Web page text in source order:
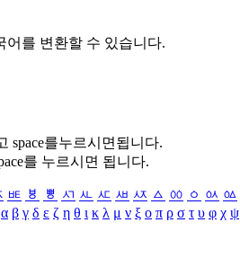
어를 변환할 수 있습니다.
space를누르시면됩니다.
를 누르시면 됩니다.
ㅷ ㅸ ㅹ ㅺ ㅻ ㅼ ㅽ ㅾ ㅿ ㆀ ㆁ ㆂ ㆃ
α β γ δ ε ζ η θ ι κ λ μ ν ξ ο π ρ σ τ υ φ χ ψ